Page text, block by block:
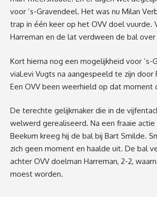
voor ’s-Gravendeel. Het was nu Milan
trap in één keer op het OVV doel vuurde.
Harreman en de lat verdween de bal
Kort hierna nog een mogelijkheid voor ’s-
viaLevi Vugts na aangespeeld te zijn door
Een OVV been weerhield op dat moment
De terechte gelijkmaker die in de vijfen
welwerd gerealiseerd. Na een fraaie actie
Beekum kreeg hij de bal bij Bart Smilde.
zich geen moment en haalde uit. De bal
achter OVV doelman Harreman, 2-2,
moest worden.